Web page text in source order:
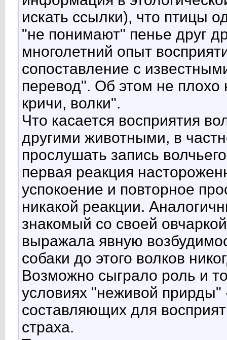
искать ссылки), что птицы
"не понимают" пенье друг
многолетний опыт
сопоставление с
перевод". Об этом не
кричи, волки".
Что касается восприятия
другими животными, в
прослушать запись
первая реакция
успокоение и повторное
никакой реакции.
знакомый со своей
выражала явную
собаки до этого волков
Возможно сыграло роль и
условиях "неживой прирды"
составляющих для
страха.